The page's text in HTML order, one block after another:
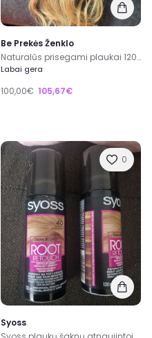
Be Prekės Ženklo
Naturalūs prisegami plaukai 120gr
Labai gera
100,00€ 105,67€
0
Syoss